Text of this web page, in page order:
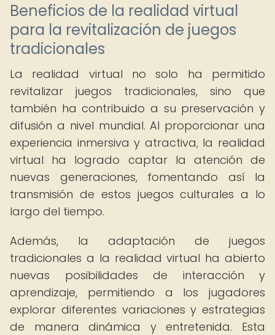
Beneficios de la realidad virtual
para la revitalización de juegos
tradicionales
La realidad virtual no solo ha permitido
revitalizar juegos tradicionales, sino que
también ha contribuido a su preservación y
difusión a nivel mundial. Al proporcionar una
experiencia inmersiva y atractiva, la realidad
virtual ha logrado captar la atención de
nuevas generaciones, fomentando así la
transmisión de estos juegos culturales a lo
largo del tiempo.
Además, la adaptación de juegos
tradicionales a la realidad virtual ha abierto
nuevas posibilidades de interacción y
aprendizaje, permitiendo a los jugadores
explorar diferentes variaciones y estrategias
de manera dinámica y entretenida. Esta